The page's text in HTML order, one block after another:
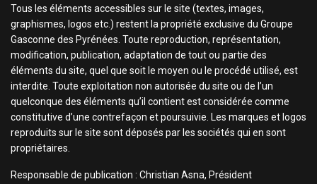
Tous les éléments accessibles sur le site (textes, images,
graphismes, logos etc.) restent la propriété exclusive du Groupe
Gasconne des Pyrénées. Toute reproduction, représentation,
modification, publication, adaptation de tout ou partie des
éléments du site, quel que soit le moyen ou le procédé utilisé, est
interdite. Toute exploitation non autorisée du site ou de l’un
quelconque des éléments qu’il contient est considérée comme
constitutive d’une contrefaçon et poursuivie. Les marques et logos
reproduits sur le site sont déposés par les sociétés qui en sont
propriétaires.
Responsable de publication : Christian Asna, Président